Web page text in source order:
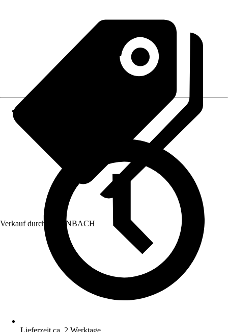
Verkauf durch: HORNBACH
Lieferzeit ca. 2 Werktage